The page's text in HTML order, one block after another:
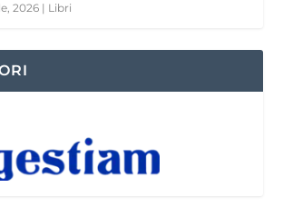
2026 | Libri